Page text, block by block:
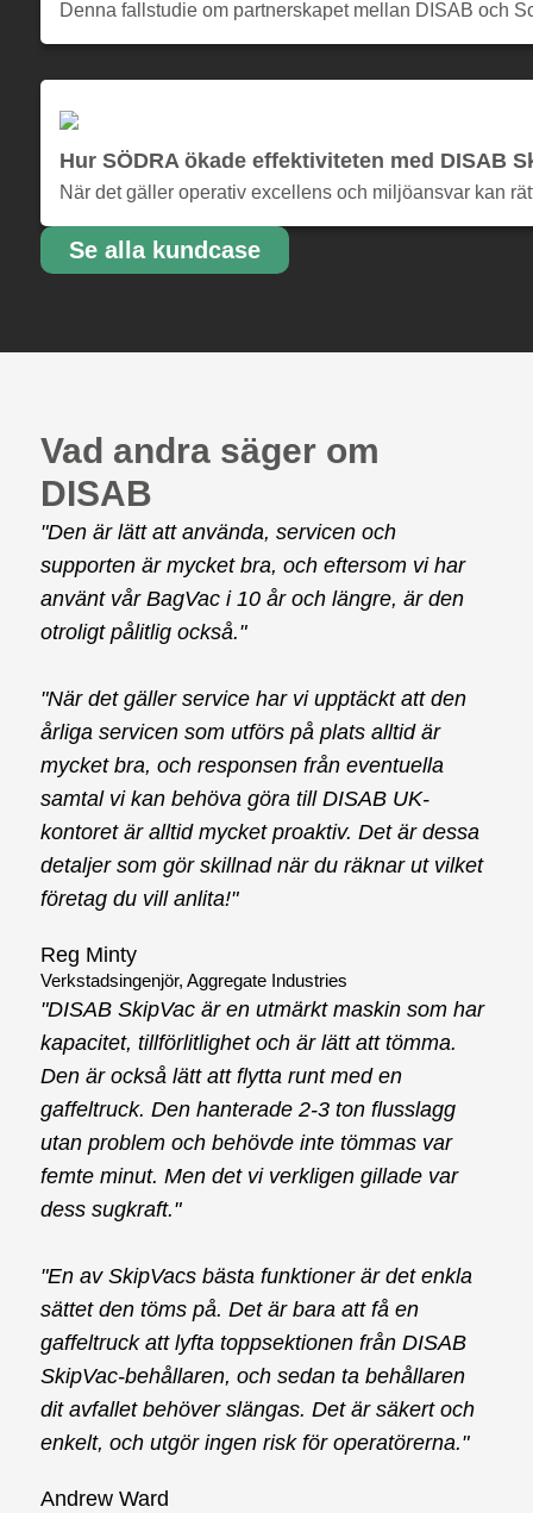
Denna fallstudie om partnerskapet mellan DISAB och
Hur SÖDRA ökade effektiviteten med DISAB
När det gäller operativ excellens och miljöansvar kan
Se alla kundcase
Vad andra säger om
DISAB
"Den är lätt att använda, servicen och
supporten är mycket bra, och eftersom vi har
använt vår BagVac i 10 år och längre, är den
otroligt pålitlig också."
"När det gäller service har vi upptäckt att den
årliga servicen som utförs på plats alltid är
mycket bra, och responsen från eventuella
samtal vi kan behöva göra till DISAB UK-
kontoret är alltid mycket proaktiv. Det är dessa
detaljer som gör skillnad när du räknar ut vilket
företag du vill anlita!"
Reg Minty
Verkstadsingenjör, Aggregate Industries
"DISAB SkipVac är en utmärkt maskin som har
kapacitet, tillförlitlighet och är lätt att tömma.
Den är också lätt att flytta runt med en
gaffeltruck. Den hanterade 2-3 ton flusslagg
utan problem och behövde inte tömmas var
femte minut. Men det vi verkligen gillade var
dess sugkraft."
"En av SkipVacs bästa funktioner är det enkla
sättet den töms på. Det är bara att få en
gaffeltruck att lyfta toppsektionen från DISAB
SkipVac-behållaren, och sedan ta behållaren
dit avfallet behöver slängas. Det är säkert och
enkelt, och utgör ingen risk för operatörerna."
Andrew Ward